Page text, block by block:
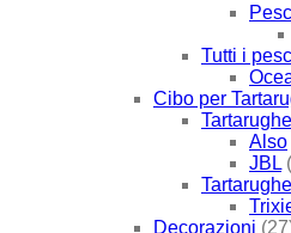
Tutti i
Cibo per
Also
JBL
Decorazioni